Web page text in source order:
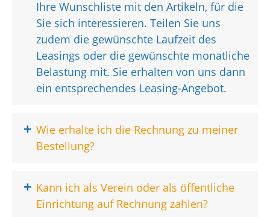
Ihre Wunschliste mit den Artikeln, für die
Sie sich interessieren. Teilen Sie uns
zudem die gewünschte Laufzeit des
Leasings oder die gewünschte monatliche
Belastung mit. Sie erhalten von uns dann
ein entsprechendes Leasing-Angebot.
+ Wie erhalte ich die Rechnung zu meiner
Bestellung?
+ Kann ich als Verein oder als öffentliche
Einrichtung auf Rechnung zahlen?